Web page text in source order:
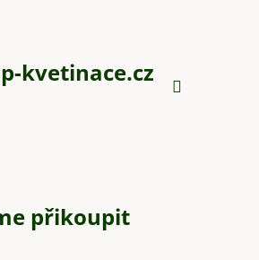
kvetinace.cz
přikoupit